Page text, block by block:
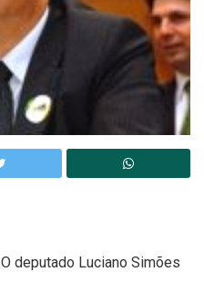
O deputado Luciano Simões